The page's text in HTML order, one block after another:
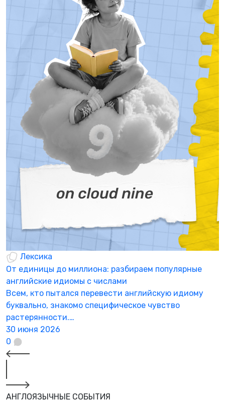
Лексика
От единицы до миллиона: разбираем популярные
английские идиомы с числами
Всем, кто пытался перевести английскую идиому
буквально, знакомо специфическое чувство
растерянности.…
30 июня 2026
0
АНГЛОЯЗЫЧНЫЕ СОБЫТИЯ